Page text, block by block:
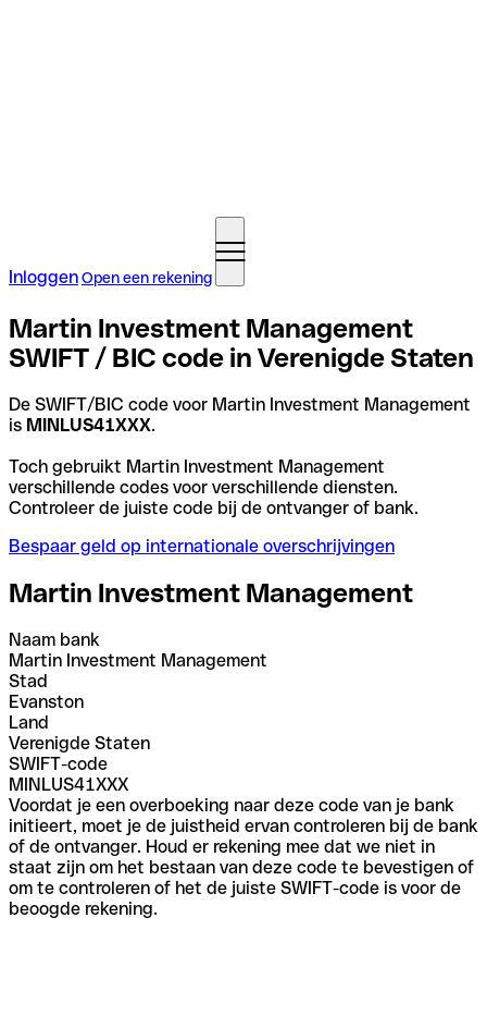
InloggenOpen een rekening
Martin Investment Management
SWIFT / BIC code in Verenigde Staten
De SWIFT/BIC code voor Martin Investment Management
is MINLUS41XXX.
Toch gebruikt Martin Investment Management
verschillende codes voor verschillende diensten.
Controleer de juiste code bij de ontvanger of bank.
Bespaar geld op internationale overschrijvingen
Martin Investment Management
Naam bank
Martin Investment Management
Stad
Evanston
Land
Verenigde Staten
SWIFT-code
MINLUS41XXX
Voordat je een overboeking naar deze code van je bank
initieert, moet je de juistheid ervan controleren bij de bank
of de ontvanger. Houd er rekening mee dat we niet in
staat zijn om het bestaan van deze code te bevestigen of
om te controleren of het de juiste SWIFT-code is voor de
beoogde rekening.